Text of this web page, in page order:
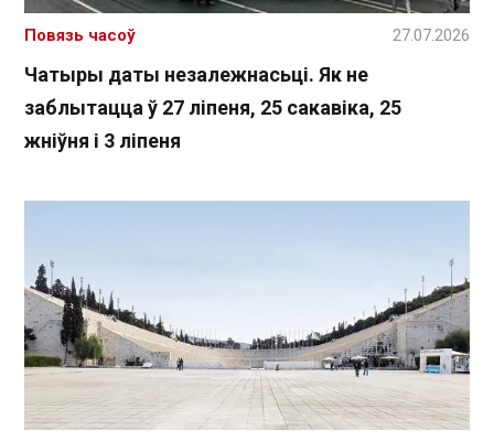
Чатыры даты незалежнасьці. Як не
заблытацца ў 27 ліпеня, 25 сакавіка, 25
жніўня і 3 ліпеня
Повязь часоў 27.07.2026